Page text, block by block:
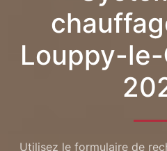
Louppy-le-
Utilisez le formulaire de